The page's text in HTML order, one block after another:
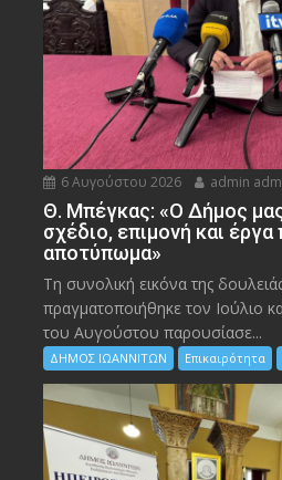
6 Αυγούστου 2026 admin
Θ. Μπέγκας: «Ο Δήμος
σχέδιο, επιμονή και
αποτύπωμα»
Τη συνολική εικόνα της
πραγματοποιήθηκε τον Ιούλιο
του Αυγούστου παρουσίασε...
ΔΗΜΟΣ ΙΩΑΝΝΙΤΩΝ Επικαιρότητα